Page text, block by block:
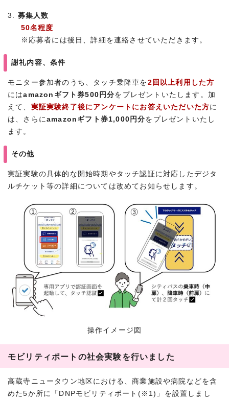
3. 募集人数
50名程度
※応募者には後日、詳細を連絡させていただきます。
謝礼内容、条件
モニター参加者のうち、タッチ乗降車を 2回以上利用した方
にはamazonギフト券500円分をプレゼントいたします。加
えて、 実証実験終了後にアンケートにお答えいただいた方に
は、さらに amazonギフト券1,000円分をプレゼントいたし
ます。
その他
実証実験の具体的な開始時期やタッチ認証に対応したデジタ
ルチケット等の詳細については改めてお知らせします。
操作イメージ図
モビリティポートの社会実験を行いました
高蔵寺ニュータウン地区における、商業施設や病院などを含
めた5か所に「DNPモビリティポート(※1)」を設置しまし